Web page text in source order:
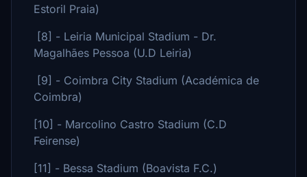
Estoril Praia)
[8] - Leiria Municipal Stadium - Dr.
Magalhães Pessoa (U.D Leiria)
[9] - Coimbra City Stadium (Académica de
Coimbra)
[10] - Marcolino Castro Stadium (C.D
Feirense)
[11] - Bessa Stadium (Boavista F.C.)